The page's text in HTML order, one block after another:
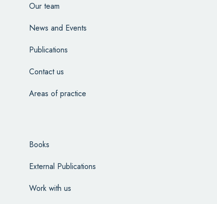
Our team
News and Events
Publications
Contact us
Areas of practice
Books
External Publications
Work with us